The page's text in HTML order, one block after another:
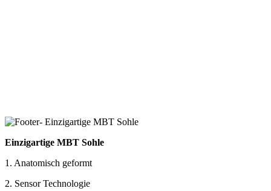
Einzigartige MBT Sohle
1. Anatomisch geformt
2. Sensor Technologie